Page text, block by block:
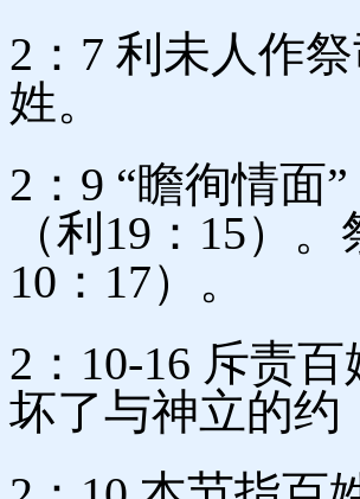
2：7 利未人作
姓。
2：9 “瞻徇情面
（利19：15）
10：17）。
2：10-16 斥责
坏了与神立的约